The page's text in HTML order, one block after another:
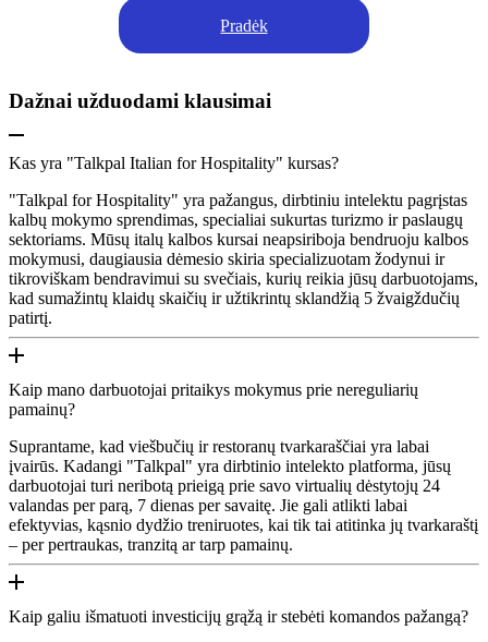
Pradėk
Dažnai užduodami klausimai
Kas yra "Talkpal Italian for Hospitality" kursas?
"Talkpal for Hospitality" yra pažangus, dirbtiniu intelektu pagrįstas
kalbų mokymo sprendimas, specialiai sukurtas turizmo ir paslaugų
sektoriams. Mūsų italų kalbos kursai neapsiriboja bendruoju kalbos
mokymusi, daugiausia dėmesio skiria specializuotam žodynui ir
tikroviškam bendravimui su svečiais, kurių reikia jūsų darbuotojams,
kad sumažintų klaidų skaičių ir užtikrintų sklandžią 5 žvaigždučių
patirtį.
Kaip mano darbuotojai pritaikys mokymus prie nereguliarių
pamainų?
Suprantame, kad viešbučių ir restoranų tvarkaraščiai yra labai
įvairūs. Kadangi "Talkpal" yra dirbtinio intelekto platforma, jūsų
darbuotojai turi neribotą prieigą prie savo virtualių dėstytojų 24
valandas per parą, 7 dienas per savaitę. Jie gali atlikti labai
efektyvias, kąsnio dydžio treniruotes, kai tik tai atitinka jų tvarkaraštį
– per pertraukas, tranzitą ar tarp pamainų.
Kaip galiu išmatuoti investicijų grąžą ir stebėti komandos pažangą?